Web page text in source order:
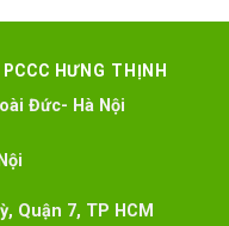
HƯNG THỊNH
Đức- Hà Nội
Quận 7, TP HCM